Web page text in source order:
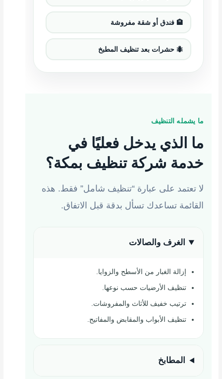
🏨 فندق أو شقة مفروشة
🐜 حشرات بعد تنظيف المطبخ
ما يشمله التنظيف
ما الذي يدخل فعليًا في
خدمة شركة تنظيف بمكة؟
لا تعتمد على عبارة “تنظيف شامل” فقط. هذه
القائمة تساعدك تسأل بدقة قبل الاتفاق.
الغرف والصالات
إزالة الغبار من الأسطح والزوايا.
تنظيف الأرضيات حسب نوعها.
ترتيب خفيف للأثاث والمفروشات.
تنظيف الأبواب والمقابض والمفاتيح.
المطابخ